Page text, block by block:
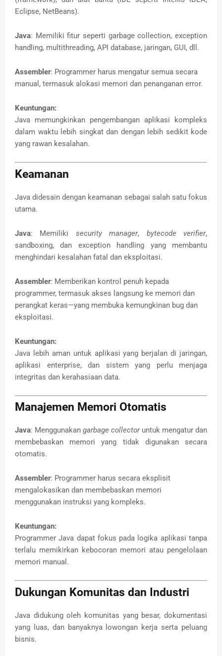
Eclipse, NetBeans).
Java: Memiliki fitur seperti garbage collection, exception
handling, multithreading, API database, jaringan, GUI, dll.
Assembler: Programmer harus mengatur semua secara
manual, termasuk alokasi memori dan penanganan error.
Keuntungan:
Java memungkinkan pengembangan aplikasi kompleks
dalam waktu lebih singkat dan dengan lebih sedikit kode
yang rawan kesalahan.
Keamanan
Java didesain dengan keamanan sebagai salah satu fokus
utama.
Java: Memiliki security manager, bytecode verifier,
sandboxing, dan exception handling yang membantu
menghindari kesalahan fatal dan eksploitasi.
Assembler: Memberikan kontrol penuh kepada
programmer, termasuk akses langsung ke memori dan
perangkat keras—yang membuka kemungkinan bug dan
eksploitasi.
Keuntungan:
Java lebih aman untuk aplikasi yang berjalan di jaringan,
aplikasi enterprise, dan sistem yang perlu menjaga
integritas dan kerahasiaan data.
Manajemen Memori Otomatis
Java: Menggunakan garbage collectoruntuk mengatur dan
membebaskan memori yang tidak digunakan secara
otomatis.
Assembler: Programmer harus secara eksplisit
mengalokasikan dan membebaskan memori
menggunakan instruksi yang kompleks.
Keuntungan:
Programmer Java dapat fokus pada logika aplikasi tanpa
terlalu memikirkan kebocoran memori atau pengelolaan
memori manual.
Dukungan Komunitas dan Industri
Java didukung oleh komunitas yang besar, dokumentasi
yang luas, dan banyaknya lowongan kerja serta peluang
bisnis.